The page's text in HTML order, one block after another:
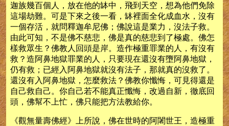
迦族幾百個人，放在他的缽中，飛到天空，想為他們免除
這場劫難。可是下來之後一看，缽裡面全化成血水，沒有
一個存活，就問釋迦牟尼佛；佛說這是業力，沒法子救。
由此可知，不是佛不慈悲，佛是真的慈悲到了極處。佛怎
樣救眾生？佛教人回頭是岸。造作極重罪業的人，有沒有
救？造阿鼻地獄罪業的人，只要現在還沒有墮阿鼻地獄，
仍有救；已經入阿鼻地獄就沒有法子，那就真的沒救了。
還沒有入阿鼻地獄，怎麼救法？佛教你懺悔，可見得還是
自己救自己。你自己若不能真正懺悔，改過自新，徹底回
頭，佛幫不上忙，佛只能把方法教給你。
《觀無量壽佛經》上所說，佛在世時的阿闍世王，造極重